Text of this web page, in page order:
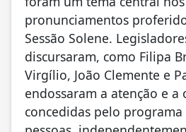
pronunciamentos
Sessão Solene.
discursaram, como Filipa
Virgílio, João Clemente e
endossaram a atenção e
concedidas pelo programa